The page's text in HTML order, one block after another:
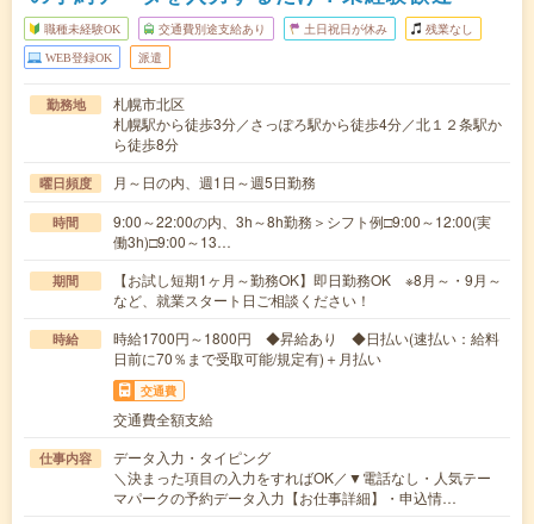
職種未経験OK 交通費別途支給あり 土日祝日が休み 残業なし
WEB登録OK 派遣
勤務地
札幌市北区
札幌駅から徒歩3分／さっぽろ駅から徒歩4分／北１２条駅か
ら徒歩8分
曜日頻度 月～日の内、週1日～週5日勤務
時間
9:00～22:00の内、3h～8h勤務＞シフト例□9:00～12:00(実
働3h)□9:00～13…
期間
【お試し短期1ヶ月～勤務OK】即日勤務OK ※8月～・9月～
など、就業スタート日ご相談ください！
時給
時給1700円～1800円 ◆昇給あり ◆日払い(速払い：給料
日前に70％まで受取可能/規定有)＋月払い
交通費
交通費全額支給
仕事内容
データ入力・タイピング
＼決まった項目の入力をすればOK／▼電話なし・人気テー
マパークの予約データ入力【お仕事詳細】・申込情…